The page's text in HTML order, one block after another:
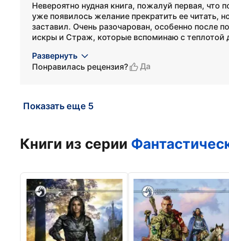
Невероятно нудная книга, пожалуй первая, что
уже появилось желание прекратить ее читать,
заставил. Очень разочарован, особенно после
искры и Страж, которые вспоминаю с теплотой
Развернуть
Понравилась рецензия?
Да
Показать еще 5
Книги из серии